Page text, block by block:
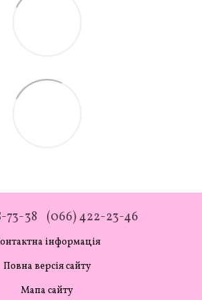
73-38 (066) 422-23-46
інформація
Повна версія сайту
Мапа сайту